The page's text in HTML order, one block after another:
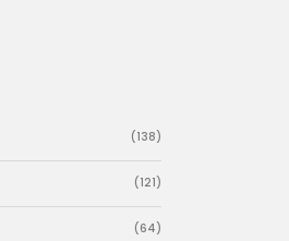
(138)
(121)
(64)